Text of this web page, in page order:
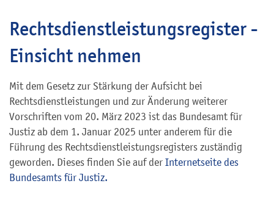
Rechtsdienstleistungsregister -
Einsicht nehmen
Mit dem Gesetz zur Stärkung der Aufsicht bei
Rechtsdienstleistungen und zur Änderung weiterer
Vorschriften vom 20. März 2023 ist das Bundesamt für
Justiz ab dem 1. Januar 2025 unter anderem für die
Führung des Rechtsdienstleistungsregisters zuständig
geworden. Dieses finden Sie auf der Internetseite des
Bundesamts für Justiz.